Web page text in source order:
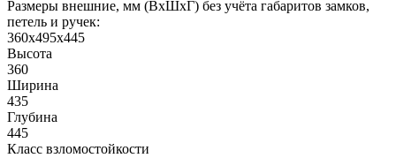
Размеры внешние, мм (ВхШхГ) без учёта габаритов замков,
петель и ручек:
360x495x445
Высота
360
Ширина
435
Глубина
445
Класс взломостойкости